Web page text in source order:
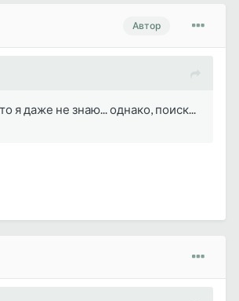
Автор
я даже не знаю... однако, поиск...